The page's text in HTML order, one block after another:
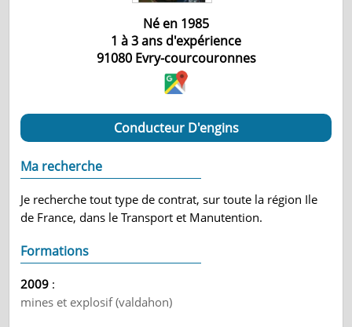
Né en 1985
1 à 3 ans d'expérience
91080 Evry-courcouronnes
Conducteur D'engins
Ma recherche
Je recherche tout type de contrat, sur toute la région Ile
de France, dans le Transport et Manutention.
Formations
2009 :
mines et explosif (valdahon)